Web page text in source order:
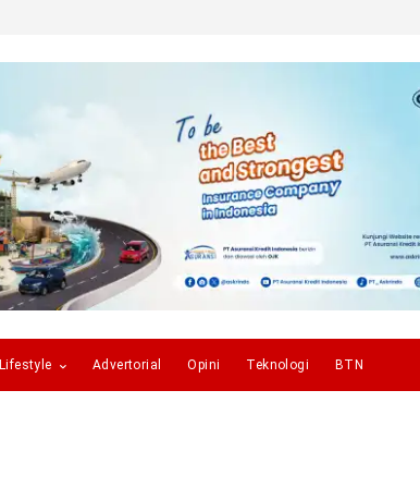
Lifestyle Advertorial Opini Teknologi BTN